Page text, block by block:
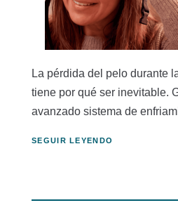
La pérdida del pelo durante
tiene por qué ser inevitable.
avanzado sistema de
SEGUIR LEYENDO